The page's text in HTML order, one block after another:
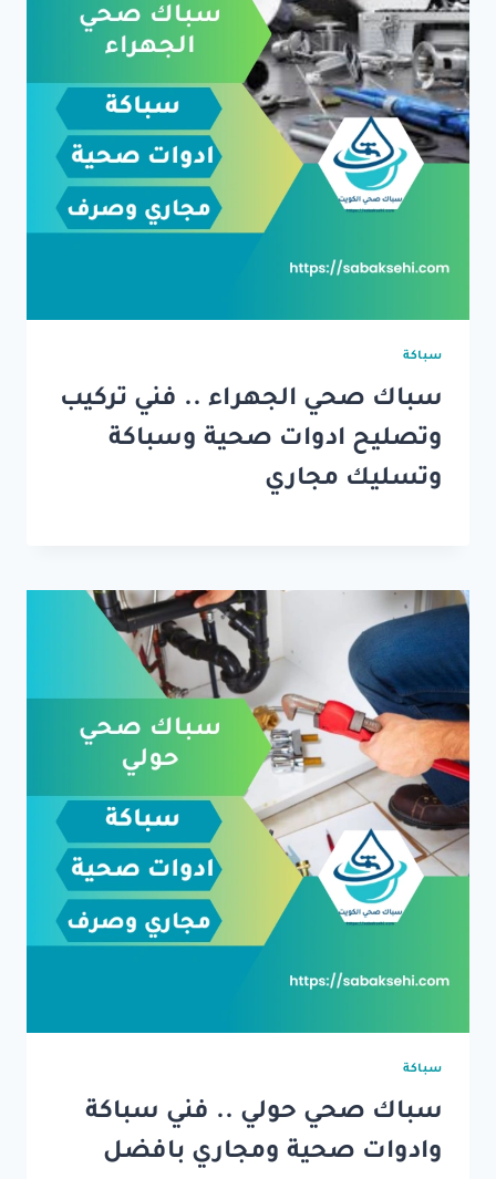
سباكة
سباك صحي الجهراء .. فني تركيب
وتصليح ادوات صحية وسباكة
وتسليك مجاري
سباكة
سباك صحي حولي .. فني سباكة
وادوات صحية ومجاري بافضل